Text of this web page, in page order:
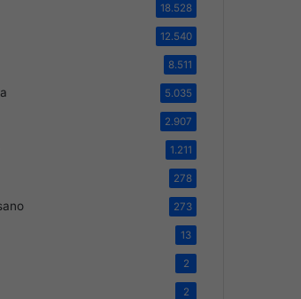
18.528
12.540
8.511
5.035
2.907
1.211
278
273
13
2
2